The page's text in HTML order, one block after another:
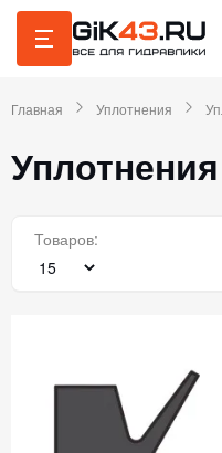
Главная Уплотнения
Товаров: